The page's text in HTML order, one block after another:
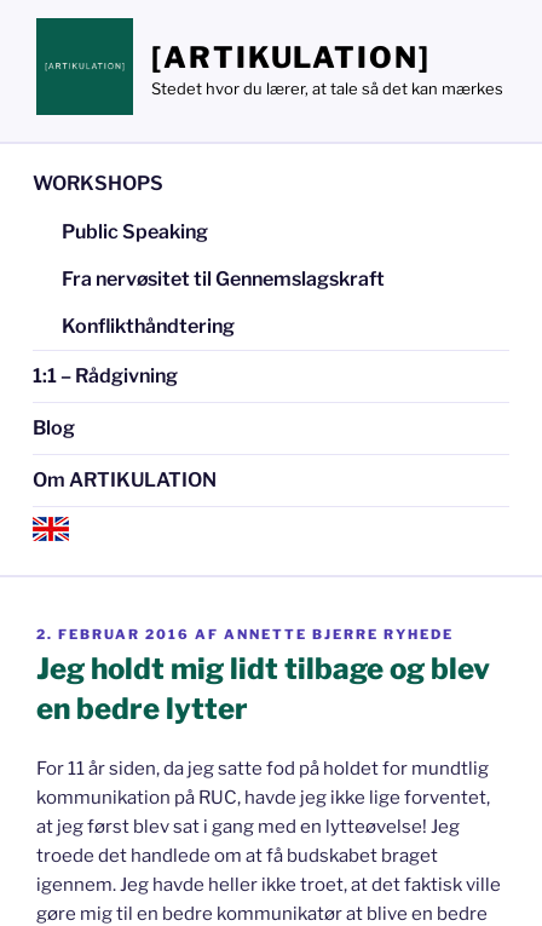
Videre
indhold
[ARTIKULATION]
Stedet hvor du lærer, at tale så det kan mærkes
WORKSHOPS
Public Speaking
Fra nervøsitet til Gennemslagskraft
Konflikthåndtering
1:1 – Rådgivning
Blog
Om ARTIKULATION
UDGIVET
DEN
2. FEBRUAR 2016 AF ANNETTE BJERRE RYHEDE
Jeg holdt mig lidt tilbage og blev
en bedre lytter
For 11 år siden, da jeg satte fod på holdet for mundtlig
kommunikation på RUC, havde jeg ikke lige forventet,
at jeg først blev sat i gang med en lytteøvelse! Jeg
troede det handlede om at få budskabet braget
igennem. Jeg havde heller ikke troet, at det faktisk ville
gøre mig til en bedre kommunikatør at blive en bedre